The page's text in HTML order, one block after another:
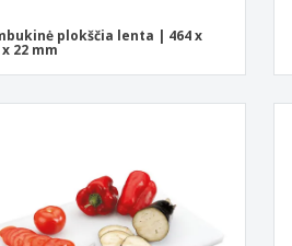
plokščia lenta | 464 x
x 22 mm